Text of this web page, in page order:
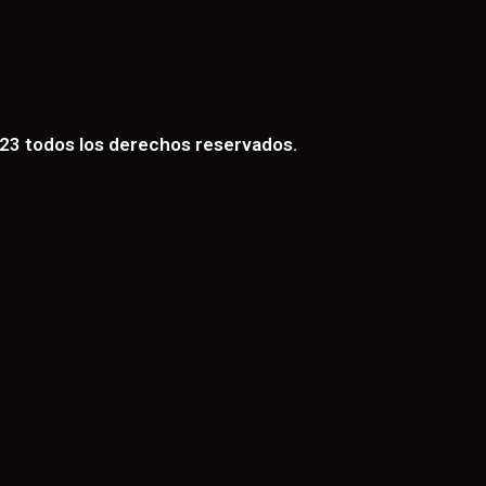
todos los derechos reservados.